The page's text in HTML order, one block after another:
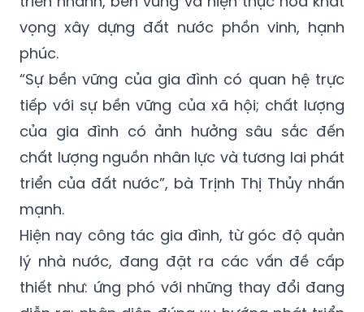
phúc.
“Sự bền vững của gia đình có quan hệ trực
tiếp với sự bền vững của xã hội; chất lượng
của gia đình có ảnh hưởng sâu sắc đến
chất lượng nguồn nhân lực và tương lai phát
triển của đất nước”, bà Trịnh Thị Thủy nhấn
mạnh.
Hiện nay công tác gia đình, từ góc độ quản
lý nhà nước, đang đặt ra các vấn đề cấp
thiết như: ứng phó với những thay đổi đang
diễn ra; nhận diện đúng xu hướng phát triển
của gia đình Việt Nam… Cùng với đó là